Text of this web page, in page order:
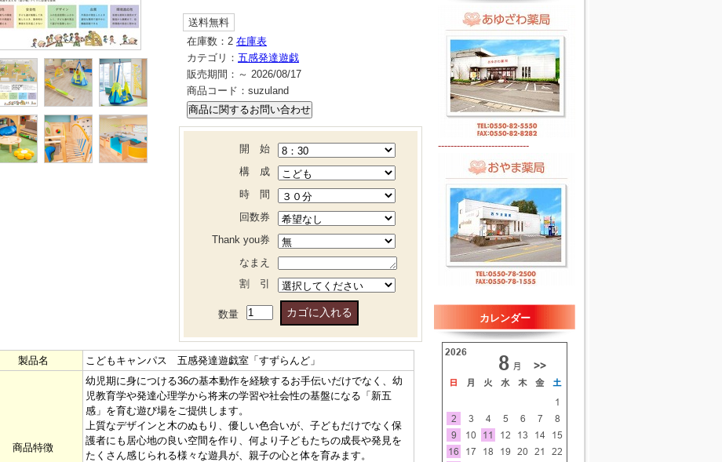
送料無料
在庫数： 2 在庫表
カテゴリ： 五感発達遊戯
販売期間： ～ 2026/08/17
商品コード： suzuland
開 始
構 成
時 間
回数券
Thank you券
なまえ
割 引
数量
製品名 こどもキャンパス 五感発達遊戯室「すずらんど」
商品特徴
幼児期に身につける36の基本動作を経験するお手伝いだけでなく、幼
児教育学や発達心理学から将来の学習や社会性の基盤になる「新五
感」を育む遊び場をご提供します。
上質なデザインと木のぬもり、優しい色合いが、子どもだけでなく保
護者にも居心地の良い空間を作り、何より子どもたちの成長や発見を
たくさん感じられる様々な遊具が、親子の心と体を育みます。
-----------------------------
カレンダー